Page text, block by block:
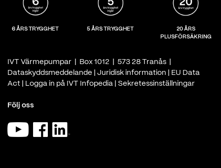
6 ÅRS TRYGGHET 5 ÅRS TRYGGHET
20 ÅRS
PLUSFÖRSÄKRING
IVT Värmepumpar | Box 1012 | 573 28 Tranås |
Dataskyddsmeddelande
Juridisk information
EU Data
Act
Logga in på IVT Infopedia Sekretessinställningar
Följ oss